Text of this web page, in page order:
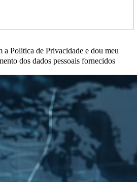
a Politica de Privacidade e dou meu
dos dados pessoais fornecidos